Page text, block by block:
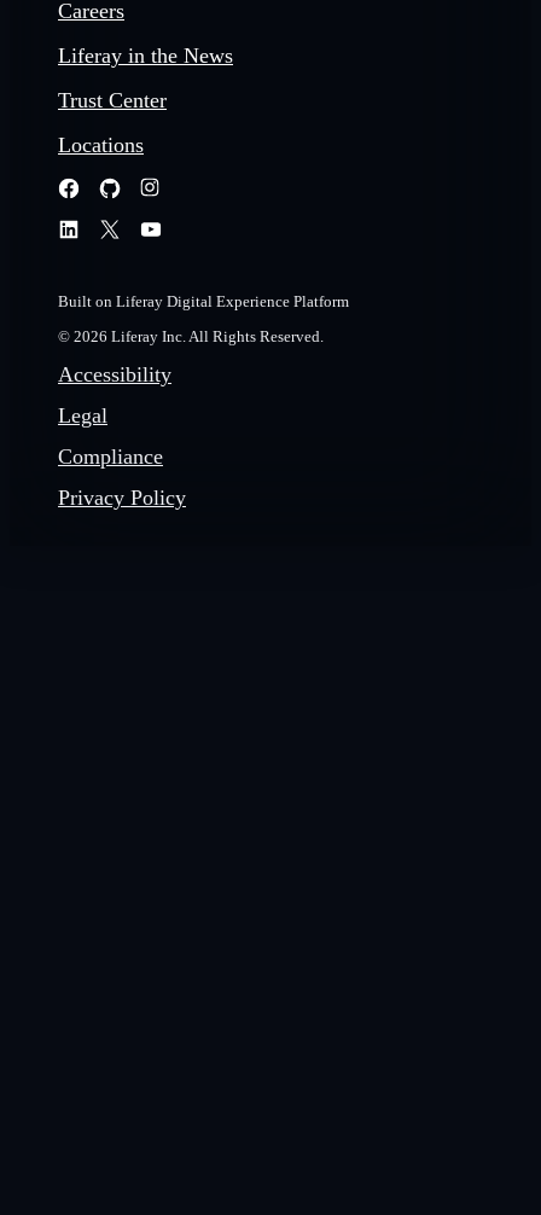
Careers
Liferay in the News
Trust Center
Locations
Built on Liferay Digital Experience Platform
© 2026 Liferay Inc. All Rights Reserved.
Accessibility
Legal
Compliance
Privacy Policy